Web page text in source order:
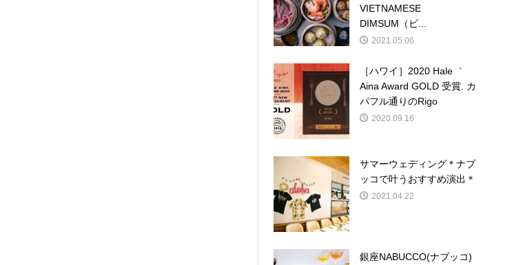
VIETNAMESE
DIMSUM（ビ...
2021.05.06
［ハワイ］2020 Hale ｀
Aina Award GOLD 受賞. カ
パフル通りのRigo
2020.09.16
サマーウェディング＊ナブ
ッコで叶うおすすめ演出＊
2021.04.22
銀座NABUCCO(ナブッコ)